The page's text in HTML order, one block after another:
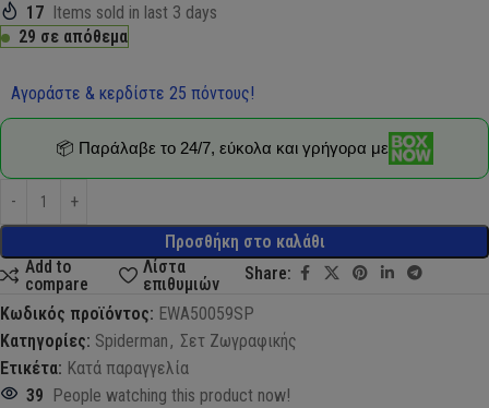
17 Items sold in last 3 days
29 σε απόθεμα
Αγοράστε & κερδίστε 25 πόντους!
Προσθήκη στο καλάθι
📦 Παράλαβε το 24/7, εύκολα και γρήγορα με
Add to
compare
Λίστα
επιθυμιών
Share:
Κωδικός προϊόντος: EWA50059SP
Κατηγορίες: Spiderman , Σετ Ζωγραφικής
Ετικέτα: Κατά παραγγελία
39 People watching this product now!